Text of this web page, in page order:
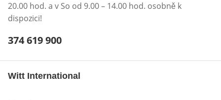
20.00 hod. a v So od 9.00 – 14.00 hod. osobně k
dispozici!
Telefonní číslo:
374 619 900
Witt International